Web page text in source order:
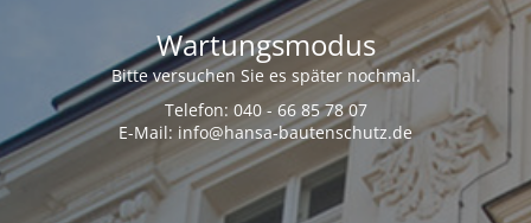
Wartungsmodus
Bitte versuchen Sie es später nochmal.
Telefon: 040 - 66 85 78 07
E-Mail: info@hansa-bautenschutz.de